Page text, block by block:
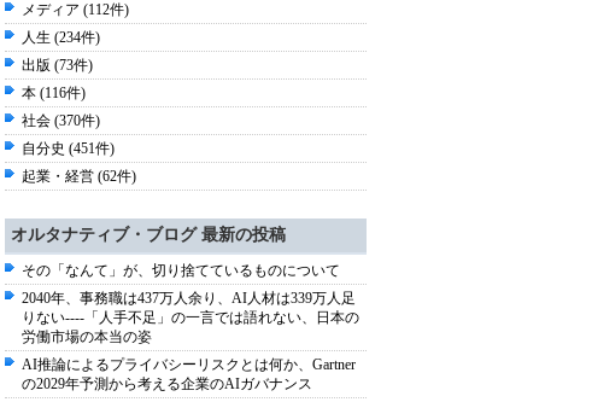
メディア (112件)
人生 (234件)
出版 (73件)
本 (116件)
社会 (370件)
自分史 (451件)
起業・経営 (62件)
オルタナティブ・ブログ 最新の投稿
その「なんて」が、切り捨てているものについて
2040年、事務職は437万人余り、AI人材は339万人足
りない----「人手不足」の一言では語れない、日本の
労働市場の本当の姿
AI推論によるプライバシーリスクとは何か、Gartner
の2029年予測から考える企業のAIガバナンス